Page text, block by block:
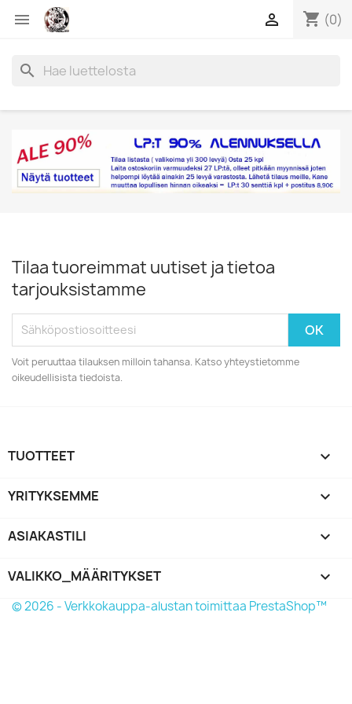
 shopping_cart (0)

search
Tilaa tuoreimmat uutiset ja tietoa
tarjouksistamme
Voit peruuttaa tilauksen milloin tahansa. Katso yhteystietomme
oikeudellisista tiedoista.
TUOTTEET 
YRITYKSEMME 
ASIAKASTILI 
VALIKKO_MÄÄRITYKSET keyboard_arrow_down
© 2026 - Verkkokauppa-alustan toimittaa PrestaShop™